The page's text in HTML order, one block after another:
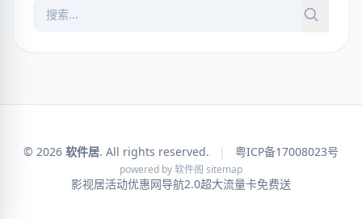
影视居活动优惠网导航2.0超大流量卡免费送
© 2026 软件居. All rights reserved. | 粤ICP备17008023号
powered by软件阁 sitemap